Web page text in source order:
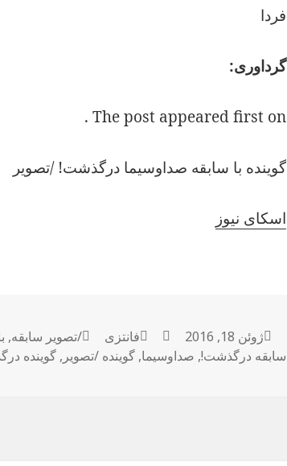
فردا
گرداوری:
The post appeared first on .
گوینده با سابقه صداوسیما درگذشت! /تصویر
اسکای نیوز
ارسال
شده
ژوئن 18, 2016 نویسنده
دسته‌ها
فانتزی برچسب‌ها
/تصویر سابقه,
سابقه درگذشت!, صداوسیما,گوینده /تصویر ,گوینده